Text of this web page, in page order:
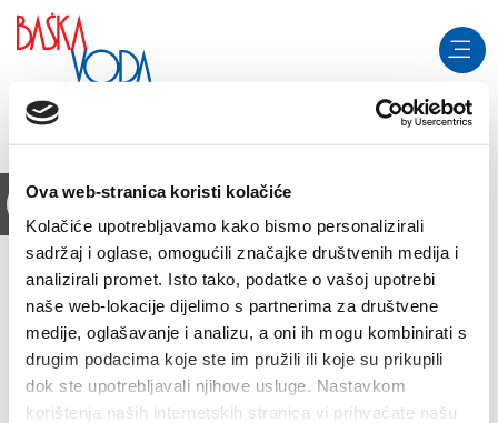
Ova web-stranica koristi kolačiće
Kolačiće upotrebljavamo kako bismo personalizirali
sadržaj i oglase, omogućili značajke društvenih medija i
analizirali promet. Isto tako, podatke o vašoj upotrebi
naše web-lokacije dijelimo s partnerima za društvene
medije, oglašavanje i analizu, a oni ih mogu kombinirati s
drugim podacima koje ste im pružili ili koje su prikupili
dok ste upotrebljavali njihove usluge. Nastavkom
korištenja naših internetskih stranica vi prihvaćate našu
Salta al contenuto
Apri le opzioni di accessibilità